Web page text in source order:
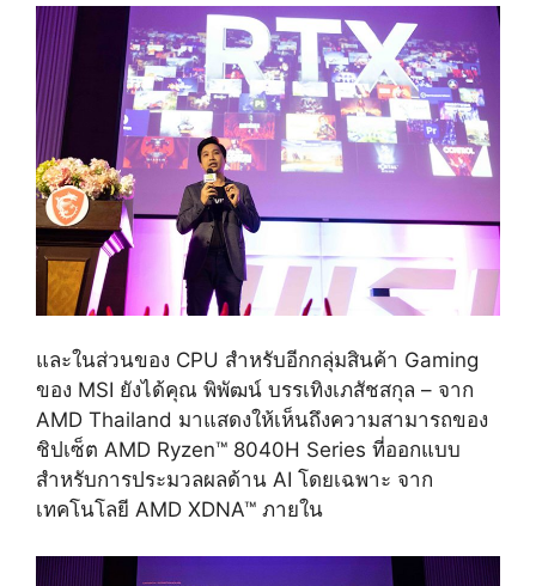
และในส่วนของ CPU สำหรับอีกกลุ่มสินค้า Gaming
ของ MSI ยังได้คุณ พิพัฒน์ บรรเทิงเภสัชสกุล – จาก
AMD Thailand มาแสดงให้เห็นถึงความสามารถของ
ชิปเซ็ต AMD Ryzen™ 8040H Series ที่ออกแบบ
สำหรับการประมวลผลด้าน AI โดยเฉพาะ จาก
เทคโนโลยี AMD XDNA™ ภายใน